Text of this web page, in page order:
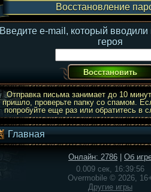
Восстановление
Введите e-mail, который вводили
героя
Отправка письма занимает до 10
пришло, проверьте папку со спамом.
попробуйте еще раз или обратитесь в
Главная
Онлайн: 2786
Об
0.009 сек, 16:39:56
Overmobile © 2026,
Другие игры